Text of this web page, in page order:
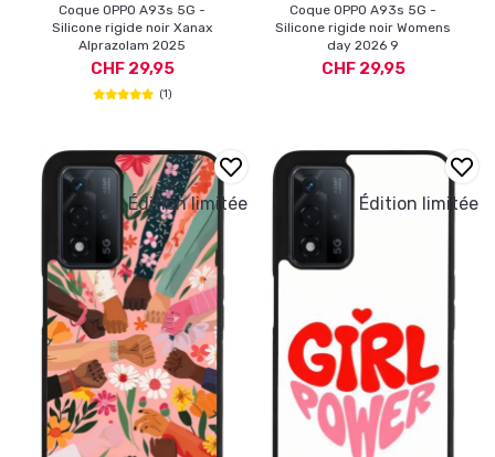
Coque OPPO A93s 5G -
Silicone rigide noir Xanax
Alprazolam 2025
CHF 29,95
(1)
Coque OPPO A93s 5G -
Silicone rigide noir Womens
day 2026 9
CHF 29,95
Édition limitée Édition limitée